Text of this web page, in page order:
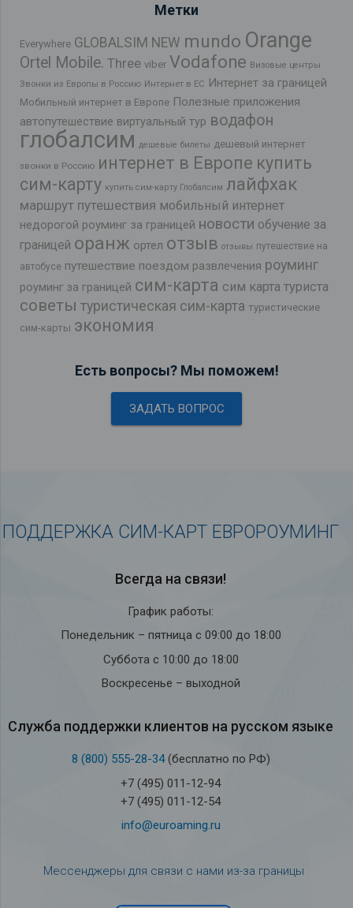
Метки
Everywhere GLOBALSIM NEW mundo Orange
Ortel Mobile. Three viber Vodafone Визовые центры
Звонки из Европы в Россию Интернет в ЕС Интернет за границей
Мобильный интернет в Европе Полезные приложения
автопутешествие виртуальный тур водафон
глобалсим дешевые билеты дешевый интернет
звонки в Россию интернет в Европе купить
сим-карту купить сим-карту Глобалсим лайфхак
маршрут путешествия мобильный интернет
недорогой роуминг за границей новости обучение за
границей оранж ортел отзыв отзывы путешествие на
автобусе путешествие поездом развлечения роуминг
роуминг за границей сим-карта сим карта туриста
советы туристическая сим-карта туристические
сим-карты экономия
Есть вопросы? Мы поможем!
ЗАДАТЬ ВОПРОС
ПОДДЕРЖКА СИМ-КАРТ ЕВРОРОУМИНГ
Всегда на связи!
График работы:
Понедельник – пятница с 09:00 до 18:00
Суббота с 10:00 до 18:00
Воскресенье – выходной
Служба под­держки кли­ен­тов на рус­ском языке
8 (800) 555-28-34(бесплатно по РФ)
+7 (495) 011-12-94
+7 (495) 011-12-54
info@euroaming.ru
Мессенджеры для связи с нами из-за границы